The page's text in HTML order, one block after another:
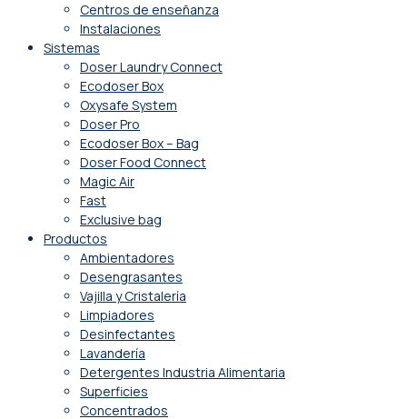
Centros de enseñanza
Instalaciones
Sistemas
Doser Laundry Connect​
Ecodoser Box
Oxysafe System
Doser Pro
Ecodoser Box – Bag
Doser Food Connect
Magic Air
Fast
Exclusive bag
Productos
Ambientadores
Desengrasantes
Vajilla y Cristalería
Limpiadores
Desinfectantes
Lavandería
Detergentes Industria Alimentaria
Superficies
Concentrados